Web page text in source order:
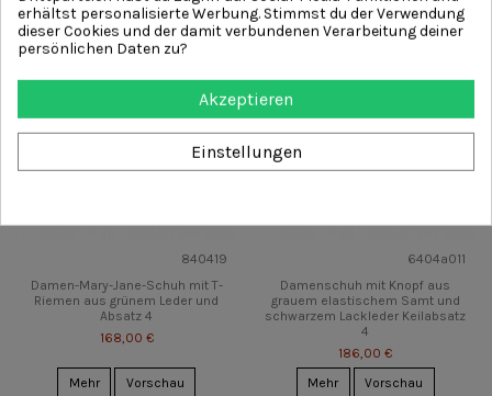
840419
Damen-Mary-Jane-Schuh mit T-
Riemen aus grünem Leder und
Absatz 4
168,00 €
Mehr Vorschau
6404a011
Damenschuh mit Knopf aus
grauem elastischem Samt und
schwarzem Lackleder Keilabsatz
4
186,00 €
Mehr
Vorschau
erhältst personalisierte Werbung. Stimmst du der Verwendung
dieser Cookies und der damit verbundenen Verarbeitung deiner
persönlichen Daten zu?
Akzeptieren
Einstellungen